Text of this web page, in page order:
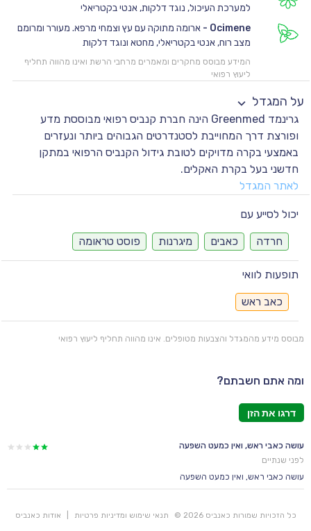
למערכת העיכול, נוגד דלקות, אנטי בקטריאלי
Ocimene
-ארומה מתוקה עם עץ וצמחי מרפא. מעורר ומרומם
מצב רוח, אנטי בקטריאלי, מחטא ונוגד דלקות
המידע מבוסס מחקרים ומאמרים מרחבי הרשת ואינו מהווה תחליף
ליעוץ רפואי
על המגדל
גרינמד Greenmed הינה חברת קנביס רפואי מבוססת מדע
ופורצת דרך המחוייבת לסטנדרטים הגבוהים ביותר ונעזרים
באמצעי בקרה מדויקים לטובת גידול הקנביס הרפואי במתקן
חדשני בעל בקרת האקלים.
לאתר המגדל
יכול לסייע עם
חרדה כאבים מיגרנות פוסט טראומה
תופעות לוואי
כאב ראש
מבוסס מידע מהמגדל והצבעות מטופלים. אינו מהווה תחליף ליעוץ רפואי
ומה אתם חשבתם?
דרגו את הזן
עושה כאבי ראש, ואין כמעט השפעה
לפני שנתיים
עושה כאבי ראש, ואין כמעט השפעה
כל הזכויות שמורות כאנביס 2026 © תנאי שימוש ומדיניות פרטיות אודות כאנביס